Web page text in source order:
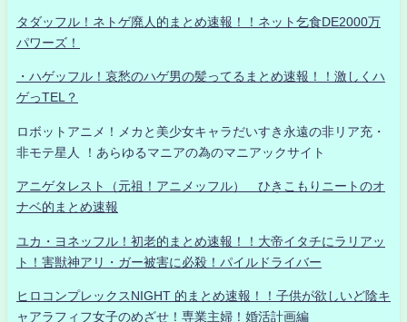
タダッフル！ネトゲ廃人的まとめ速報！！ネット乞食DE2000万
パワーズ！
・ハゲッフル！哀愁のハゲ男の髪ってるまとめ速報！！激しくハ
ゲっTEL？
ロボットアニメ！メカと美少女キャラだいすき永遠の非リア充・
非モテ星人 ！あらゆるマニアの為のマニアックサイト
アニゲタレスト（元祖！アニメッフル） ひきこもりニートのオ
ナベ的まとめ速報
ユカ・ヨネッフル！初老的まとめ速報！！大帝イタチにラリアッ
ト！害獣神アリ・ガー被害に必殺！パイルドライバー
ヒロコンプレックスNIGHT 的まとめ速報！！子供が欲しいど陰キ
ャアラフィフ女子のめざせ！専業主婦！婚活計画編